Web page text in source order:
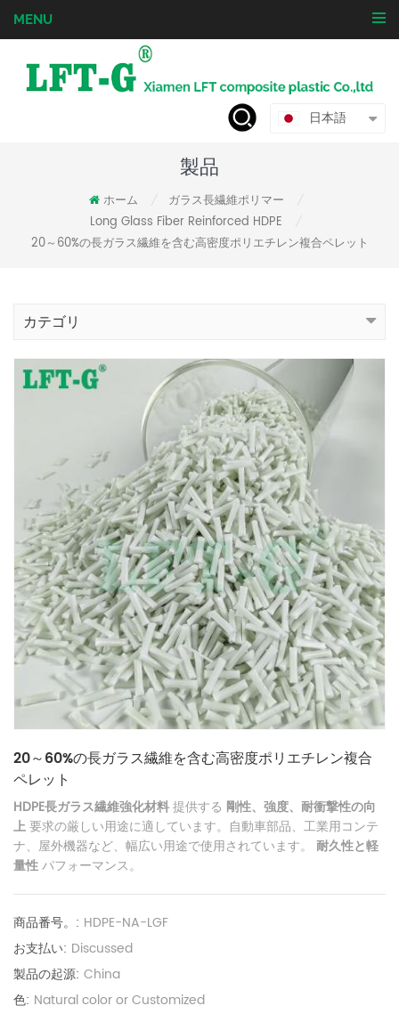
MENU
日本語
製品
ホーム ガラス長繊維ポリマー
Long Glass Fiber Reinforced HDPE
20～60%の長ガラス繊維を含む高密度ポリエチレン複合ペレット
カテゴリ
20～60%の長ガラス繊維を含む高密度ポリエチレン複合
ペレット
HDPE長ガラス繊維強化材料提供する 剛性、強度、耐衝撃性の向
上要求の厳しい用途に適しています。自動車部品、工業用コンテ
ナ、屋外機器など、幅広い用途で使用されています。 耐久性と軽
量性パフォーマンス。
商品番号。: HDPE-NA-LGF
お支払い: Discussed
製品の起源: China
色: Natural color or Customized